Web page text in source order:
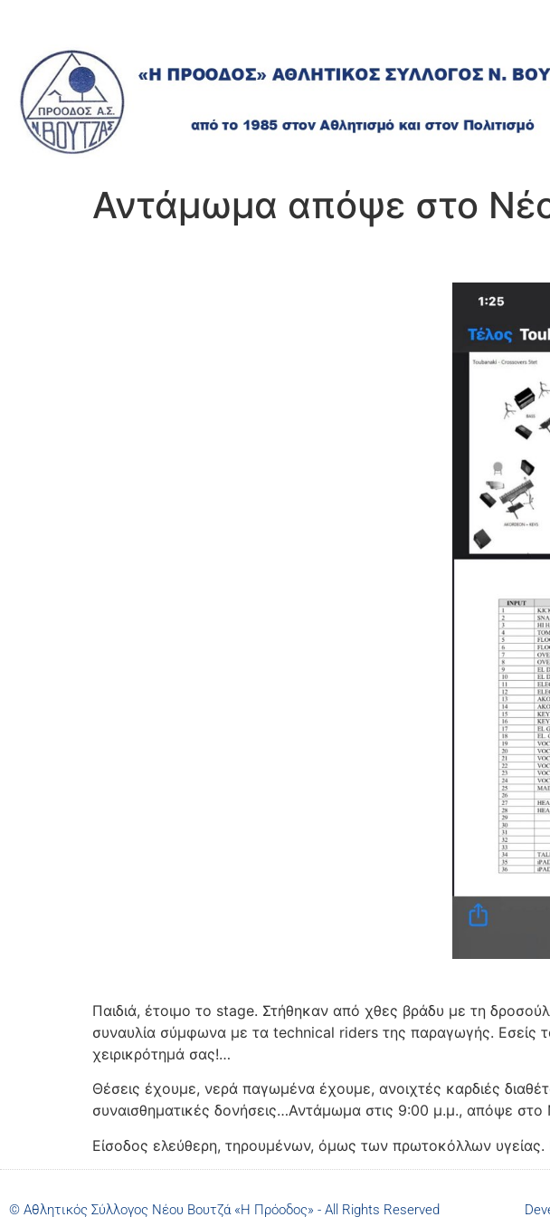
Αντάμωμα απόψε στο
Παιδιά, έτοιμο το stage. Στήθηκαν από χθες βράδυ με τη
συναυλία σύμφωνα με τα technical riders της παραγωγής. Εσείς
χειρικρότημά σας!…
Θέσεις έχουμε, νερά παγωμένα έχουμε, ανοιχτές καρδιές
συναισθηματικές δονήσεις…Αντάμωμα στις 9:00 μ.μ., απόψε
Είσοδος ελεύθερη, τηρουμένων, όμως των πρωτοκόλλων υγείας.
© Αθλητικός Σύλλογος Νέου Βουτζά «Η Πρόοδος» - All Rights Reserved